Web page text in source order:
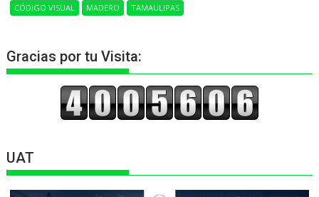
CÓDIGO VISUAL MADERO TAMAULIPAS
Gracias por tu Visita:
UAT